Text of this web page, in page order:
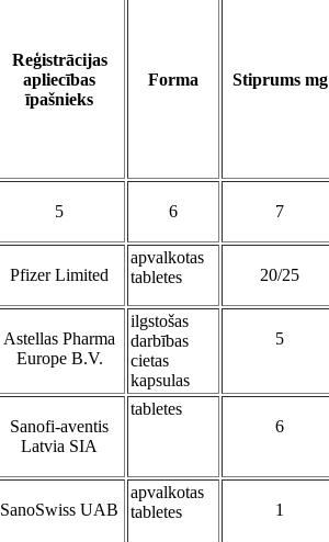
Reģistrācijas
apliecības
īpašnieks
Forma Stiprums mg
5 6 7
Pfizer Limited
apvalkotas
tabletes
20/25
Astellas Pharma
Europe B.V.
ilgstošas
darbības
cietas
kapsulas
5
Sanofi-aventis
Latvia SIA
tabletes
6
SanoSwiss UAB
apvalkotas
tabletes
1